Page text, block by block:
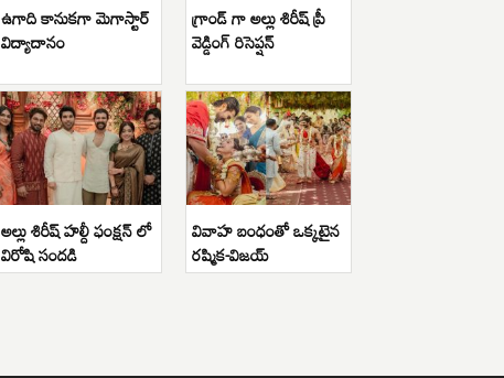
ఉగాది కానుకగా మెగాస్టార్
విద్యాదానం
గ్రాండ్ గా అల్లు శిరీష్ ప్రీ
వెడ్డింగ్ రిసెప్షన్
అల్లు శిరీష్ హల్దీ ఫంక్షన్ లో
విరోషి సందడి
వివాహ బంధంతో ఒక్కటైన
రష్మిక-విజయ్